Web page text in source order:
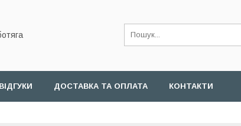
ВІДГУКИ ДОСТАВКА ТА ОПЛАТА КОНТАКТИ